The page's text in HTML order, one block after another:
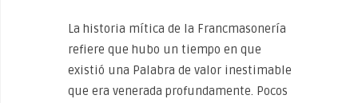
La historia mítica de la Francmasonería
refiere que hubo un tiempo en que
existió una Palabra de valor inestimable
que era venerada profundamente. Pocos